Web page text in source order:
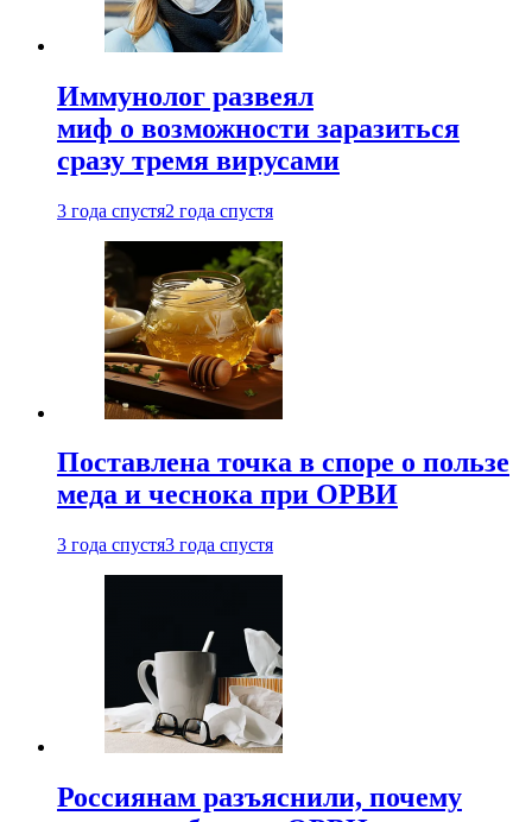
Иммунолог развеял
миф о возможности заразиться
сразу тремя вирусами
3 года спустя2 года спустя
Поставлена точка в споре о пользе
меда и чеснока при ОРВИ
3 года спустя3 года спустя
Россиянам разъяснили, почему